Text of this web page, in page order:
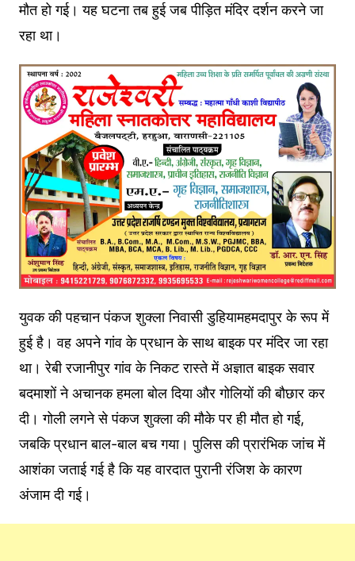
मौत हो गई। यह घटना तब हुई जब पीड़ित मंदिर दर्शन करने जा
रहा था।
युवक की पहचान पंकज शुक्ला निवासी डुहियामहमदापुर के रूप में
हुई है। वह अपने गांव के प्रधान के साथ बाइक पर मंदिर जा रहा
था। रेबी रजानीपुर गांव के निकट रास्ते में अज्ञात बाइक सवार
बदमाशों ने अचानक हमला बोल दिया और गोलियों की बौछार कर
दी। गोली लगने से पंकज शुक्ला की मौके पर ही मौत हो गई,
जबकि प्रधान बाल-बाल बच गया। पुलिस की प्रारंभिक जांच में
आशंका जताई गई है कि यह वारदात पुरानी रंजिश के कारण
अंजाम दी गई।